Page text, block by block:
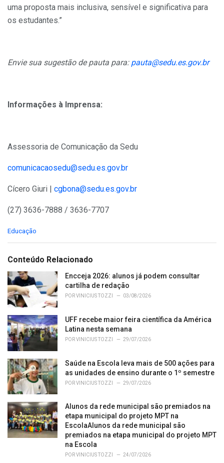
uma proposta mais inclusiva, sensível e significativa para
os estudantes.”
Envie sua sugestão de pauta para: pauta@sedu.es.gov.br
Informações à Imprensa:
Assessoria de Comunicação da Sedu
comunicacaosedu@sedu.es.gov.br
Cícero Giuri | cgbona@sedu.es.gov.br
(27) 3636-7888 / 3636-7707
C
e
o
r
i
e
:
Educação
Conteúdo Relacionado
Encceja 2026: alunos já podem consultar
cartilha de redação
PORVINICIUS TOZZI 03/08/2026
UFF recebe maior feira científica da América
Latina nesta semana
PORVINICIUS TOZZI 29/07/2026
Saúde na Escola leva mais de 500 ações para
as unidades de ensino durante o 1º semestre
PORVINICIUS TOZZI 29/07/2026
Alunos da rede municipal são premiados na
etapa municipal do projeto MPT na
EscolaAlunos da rede municipal são
premiados na etapa municipal do projeto MPT
na Escola
PORVINICIUS TOZZI 24/07/2026